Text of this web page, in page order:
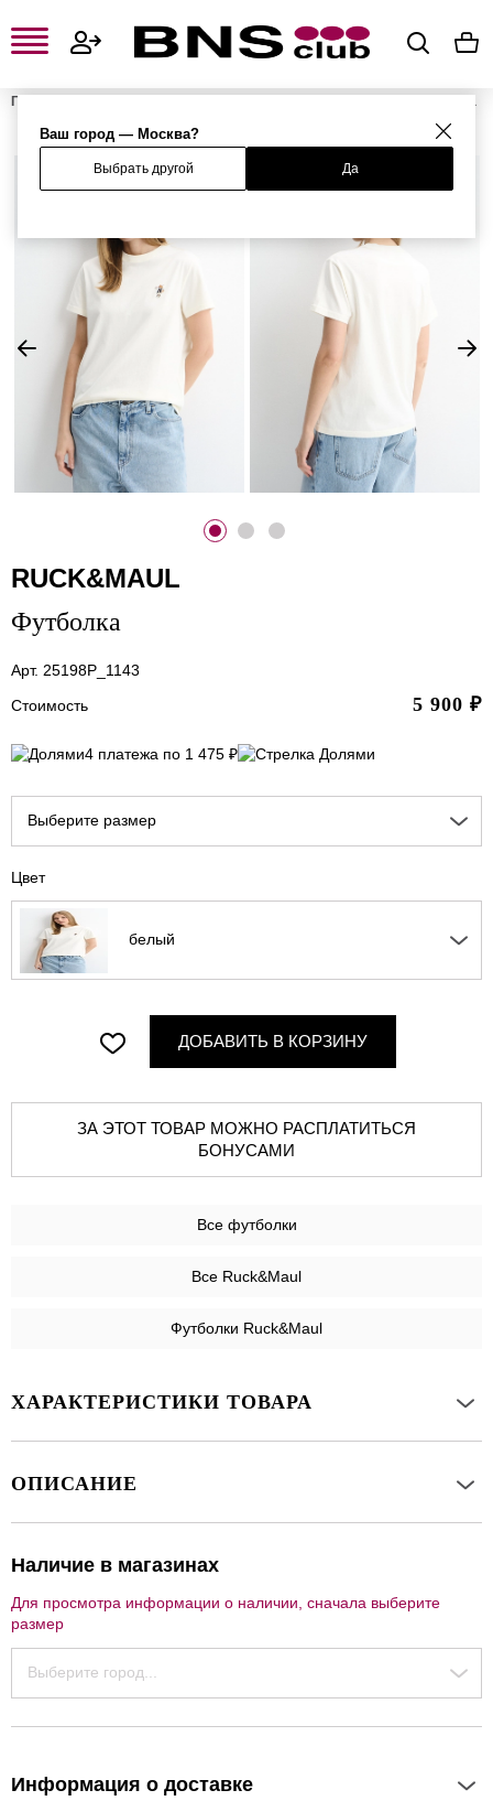
Ваш город — Москва?
Выбрать другой Да
Главная
Женская одежда
RUCK&MAUL
Футболка
Арт. 25198P_1143
Стоимость
5 900 ₽
4 платежа по 1 475 ₽
Выберите размер
Цвет
белый
ДОБАВИТЬ В КОРЗИНУ
ЗА ЭТОТ ТОВАР МОЖНО РАСПЛАТИТЬСЯ
БОНУСАМИ
Все футболки
Все Ruck&Maul
Футболки Ruck&Maul
ХАРАКТЕРИСТИКИ ТОВАРА
ОПИСАНИЕ
Наличие в магазинах
Для просмотра информации о наличии, сначала выберите
размер
Выберите город...
Информация о доставке